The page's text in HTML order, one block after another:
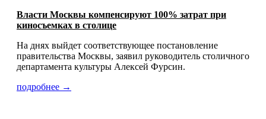
Власти Москвы компенсируют 100% затрат при
киносъемках в столице
На днях выйдет соответствующее постановление
правительства Москвы, заявил руководитель столичного
департамента культуры Алексей Фурсин.
подробнее →